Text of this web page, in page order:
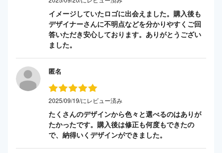
イメージしていたロゴに出会えました。購入後も
デザイナーさんに不明点などを分かりやすくご回
答いただき安心しております。ありがとうござい
ました。
匿名
2025/09/19/にレビュー済み
たくさんのデザインから色々と選べるのはありが
たかったです。購入後は修正も何度もできたの
で、納得いくデザインができました。